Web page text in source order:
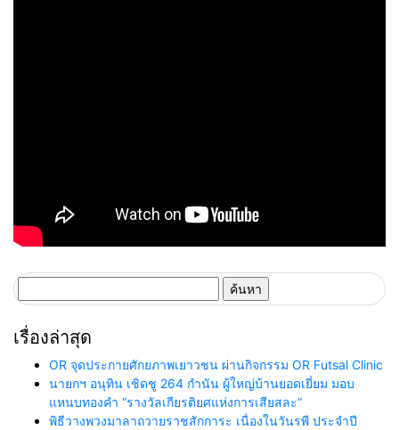
สำหรับ:
เรื่องล่าสุด
OR จุดประกายศักยภาพเยาวชน ผ่านกิจกรรม OR Futsal Clinic
นายกฯ อนุทิน เชิดชู 264 กำนัน ผู้ใหญ่บ้านยอดเยี่ยม มอบ
แหนบทองคำ “รางวัลเกียรติยศแห่งการเสียสละ”
พิธีวางพวงมาลาถวายราชสักการะ เนื่องในวันรพี ประจำปี